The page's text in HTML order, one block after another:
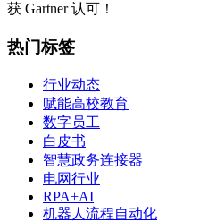
获 Gartner 认可！
热门标签
行业动态
赋能高校教育
数字员工
白皮书
智慧政务连接器
电网行业
RPA+AI
机器人流程自动化